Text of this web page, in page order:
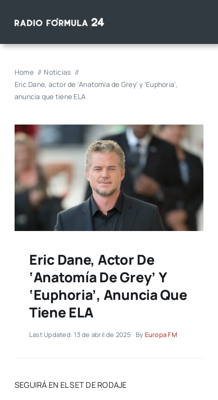
Home
Noticias
Eric Dane, actor de ‘Anatomía de Grey’ y ‘Euphoria’,
anuncia que tiene ELA
Eric Dane, Actor De
‘Anatomía De Grey’ Y
‘Euphoria’, Anuncia Que
Tiene ELA
Last Updated: 13 de abril de 2025 By Europa FM
SEGUIRÁ EN EL SET DE RODAJE